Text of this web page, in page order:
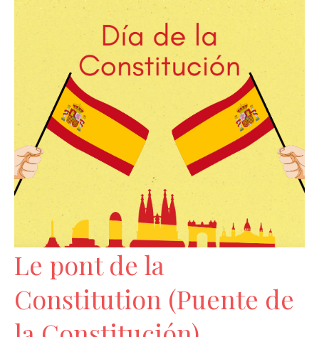
Le pont de la
Constitution (Puente de